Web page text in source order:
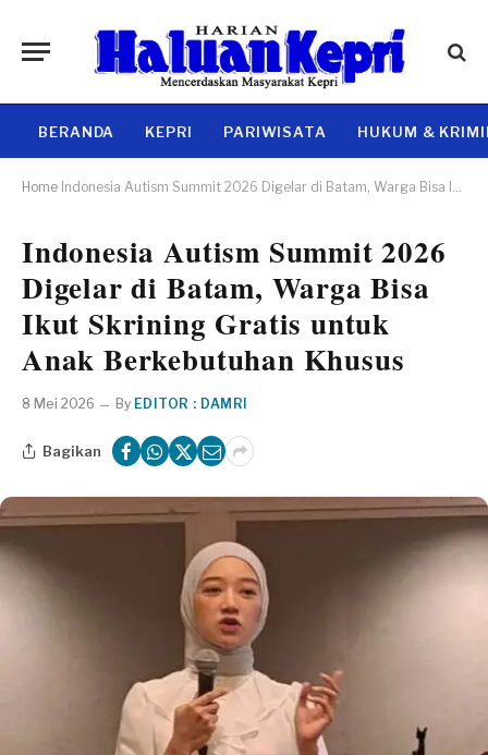
BERANDA KEPRI PARIWISATA HUKUM &
Home Indonesia Autism Summit 2026 Digelar di Batam, Warga Bisa Ikut Skrining Gratis untuk Anak Berkebutuhan Khusus
Indonesia Autism Summit 2026
Digelar di Batam, Warga Bisa
Ikut Skrining Gratis untuk
Anak Berkebutuhan Khusus
8 Mei 2026 By EDITOR : DAMRI
Bagikan